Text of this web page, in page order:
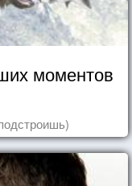
моментов